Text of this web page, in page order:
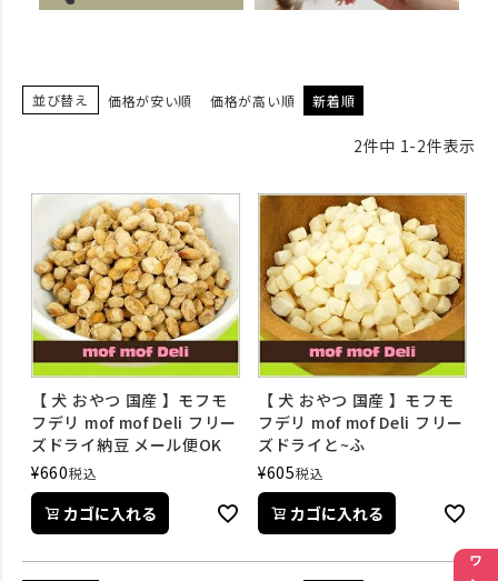
並び替え 価格が安い順 価格が高い順 新着順
2件中 1-2件表示
【 犬 おやつ 国産 】モフモ
フデリ mof mof Deli フリー
ズドライ納豆 メール便OK
¥660税込
カゴに入れる
【 犬 おやつ 国産 】モフモ
フデリ mof mof Deli フリー
ズドライと~ふ
¥605税込
カゴに入れる